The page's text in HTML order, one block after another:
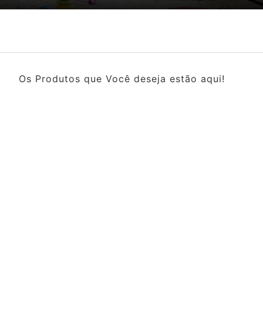
Os Produtos que Você deseja estão aqui!